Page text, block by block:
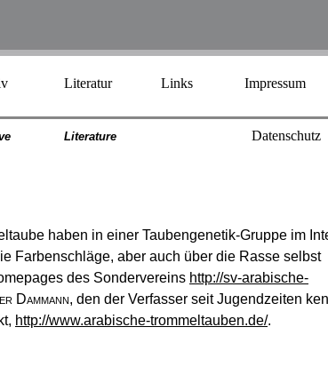
Literatur Links Impressum
e Literature Datenschutz
haben in einer Taubengenetik-Gruppe im
Farbenschläge, aber auch über die Rasse selbst
des Sondervereins http://sv-arabische-
Dammann, den der Verfasser seit Jugendzeiten
http://www.arabische-trommeltauben.de/.